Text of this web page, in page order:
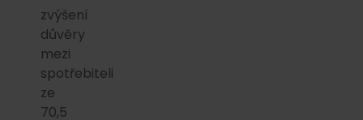
zvýšení
důvěry
mezi
spotřebiteli
ze
70,5